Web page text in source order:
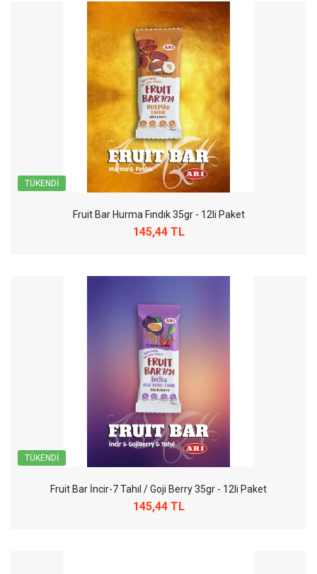
TÜKENDI
Fruit Bar Hurma Fındık 35gr - 12li Paket
145,44 TL
TÜKENDI
Fruit Bar İncir-7 Tahıl / Goji Berry 35gr - 12li Paket
145,44 TL